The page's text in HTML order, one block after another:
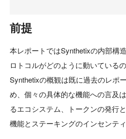
前提
本レポートではSynthetixの内部構
ロトコルがどのように動いている
Synthetixの概観は既に過去のレポ
め、個々の具体的な機能への言及
るエコシステム、トークンの発行
機能とステーキングのインセンテ